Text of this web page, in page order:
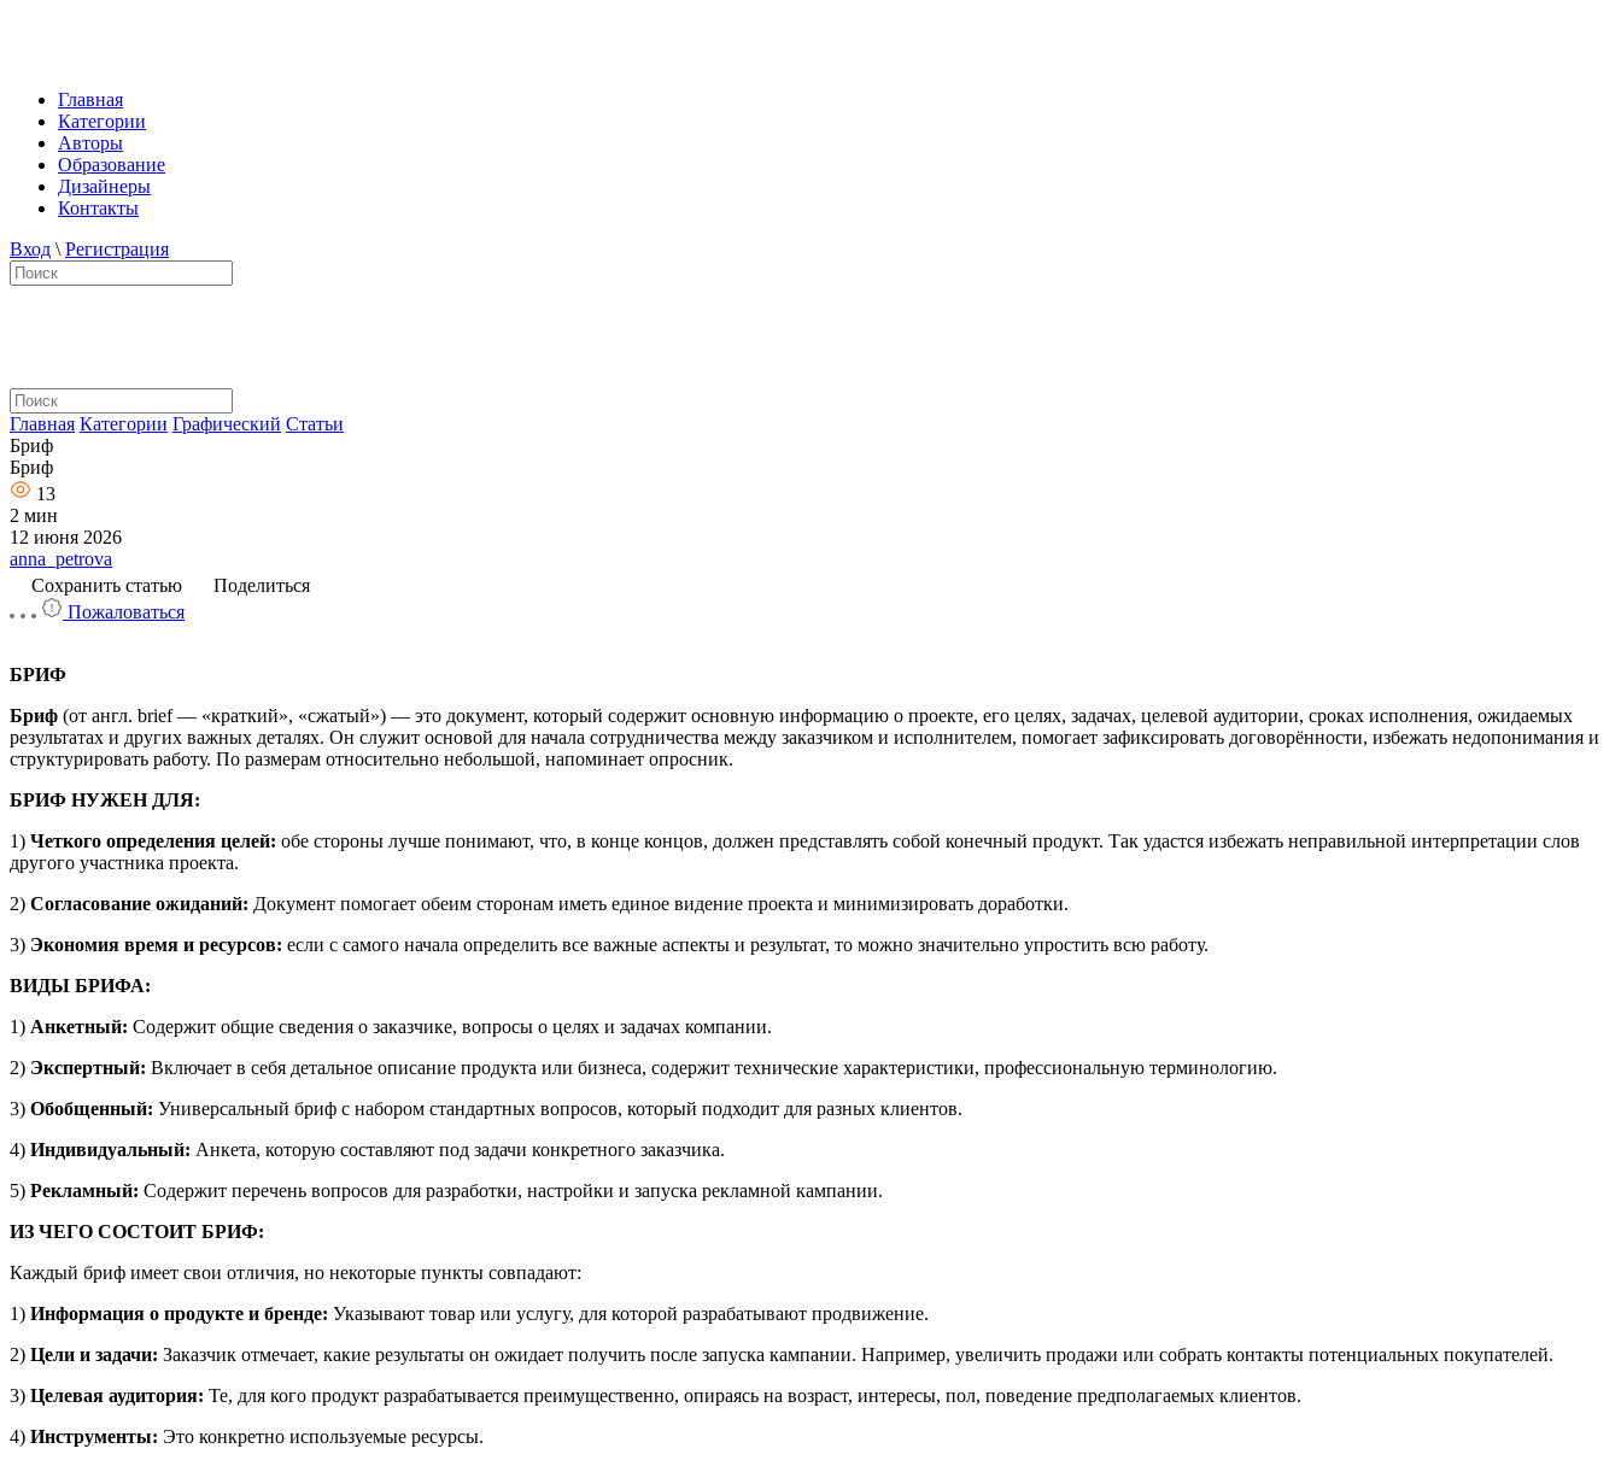
Главная
Категории
Авторы
Образование
Дизайнеры
Контакты
Вход \ Регистрация
Главная Категории Графический Статьи
Бриф
Бриф
13
2 мин
12 июня 2026
anna_petrova
Сохранить статью
Поделиться
Пожаловаться
БРИФ
Бриф (от англ. brief — «краткий», «сжатый») — это документ, который содержит основную информацию о проекте, его целях, задачах, целевой аудитории, сроках исполнения, ожидаемых
результатах и других важных деталях. Он служит основой для начала сотрудничества между заказчиком и исполнителем, помогает зафиксировать договорённости, избежать недопонимания и
структурировать работу. По размерам относительно небольшой, напоминает опросник.
БРИФ НУЖЕН ДЛЯ:
1) Четкого определения целей: обе стороны лучше понимают, что, в конце концов, должен представлять собой конечный продукт. Так удастся избежать неправильной интерпретации слов
другого участника проекта.
2) Согласование ожиданий: Документ помогает обеим сторонам иметь единое видение проекта и минимизировать доработки.
3) Экономия время и ресурсов: если с самого начала определить все важные аспекты и результат, то можно значительно упростить всю работу.
ВИДЫ БРИФА:
1) Анкетный: Содержит общие сведения о заказчике, вопросы о целях и задачах компании.
2) Экспертный: Включает в себя детальное описание продукта или бизнеса, содержит технические характеристики, профессиональную терминологию.
3) Обобщенный: Универсальный бриф с набором стандартных вопросов, который подходит для разных клиентов.
4) Индивидуальный: Анкета, которую составляют под задачи конкретного заказчика.
5) Рекламный: Содержит перечень вопросов для разработки, настройки и запуска рекламной кампании.
ИЗ ЧЕГО СОСТОИТ БРИФ:
Каждый бриф имеет свои отличия, но некоторые пункты совпадают:
1) Информация о продукте и бренде: Указывают товар или услугу, для которой разрабатывают продвижение.
2) Цели и задачи: Заказчик отмечает, какие результаты он ожидает получить после запуска кампании. Например, увеличить продажи или собрать контакты потенциальных покупателей.
3) Целевая аудитория: Те, для кого продукт разрабатывается преимущественно, опираясь на возраст, интересы, пол, поведение предполагаемых клиентов.
4) Инструменты: Это конкретно используемые ресурсы.